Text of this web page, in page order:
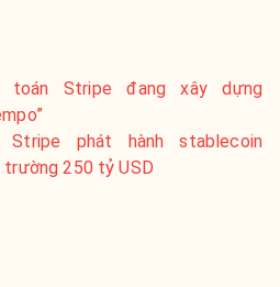
toán Stripe đang xây dựng
phát hành stablecoin
trường 250 tỷ USD